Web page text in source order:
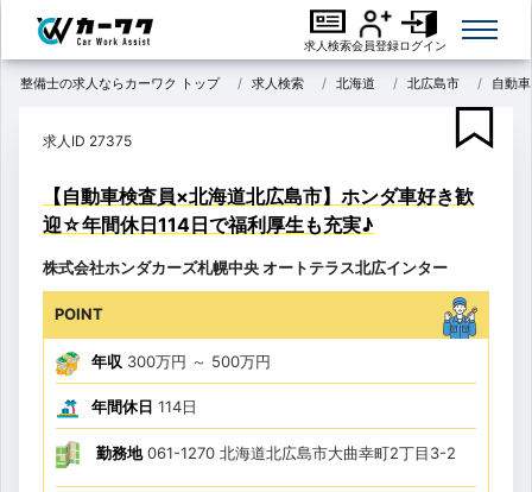
求人検索会員登録ログイン
整備士の求人ならカーワク トップ 求人検索 北海道 北広島市 自動
求人ID 27375
【自動車検査員×北海道北広島市】ホンダ車好き歓
迎☆年間休日114日で福利厚生も充実♪
株式会社ホンダカーズ札幌中央 オートテラス北広インター
POINT
年収 300万円 ～ 500万円
年間休日 114日
勤務地061-1270 北海道北広島市大曲幸町2丁目3-2